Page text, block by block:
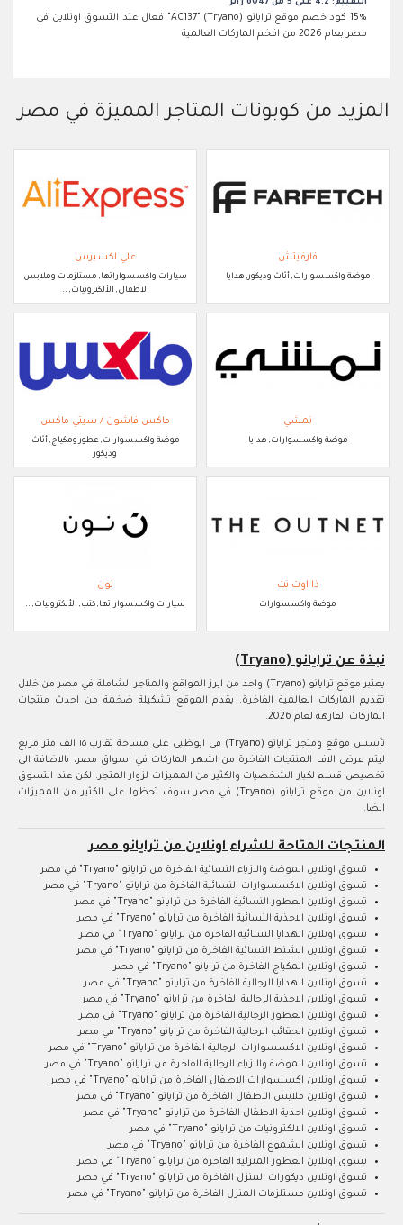
التقييم: 4.2 على 5 من 6047 زائر
15% كود خصم موقع ترايانو (Tryano) "AC137" فعال عند التسوق اونلاين في
مصر بعام 2026 من افخم الماركات العالمية
المزيد من كوبونات المتاجر المميزة في مصر
فارفيتش
موضة واكسسوارات, أثاث وديكور, هدايا
علي اكسبرس
سيارات واكسسواراتها, مستلزمات وملابس
الاطفال, الألكترونيات, ..
نمشي
موضة واكسسوارات, هدايا
ماكس فاشون / سيتي ماكس
موضة واكسسوارات, عطور ومكياج, أثاث
وديكور
ذا اوت نت
موضة واكسسوارات
نون
سيارات واكسسواراتها, كتب, الألكترونيات, ..
نبذة عن ترايانو (Tryano)
يعتبر موقع ترايانو (Tryano) واحد من ابرز المواقع والمتاجر الشاملة في مصر من خلال
تقديم الماركات العالمية الفاخرة. يقدم الموقع تشكيلة ضخمة من احدث منتجات
الماركات الفارهة لعام 2026.
تأسس موقع ومتجر ترايانو (Tryano) في ابوظبي على مساحة تقارب ١٥ الف متر مربع
ليتم عرض الاف المنتجات الفاخرة من اشهر الماركات في اسواق مصر، بالاضافة الى
تخصيص قسم لكبار الشخصيات والكثير من المميزات لزوار المتجر. لكن عند التسوق
اونلاين من موقع ترايانو (Tryano) في مصر سوف تحظوا على الكثير من المميزات
ايضا.
المنتجات المتاحة للشراء اونلاين من ترايانو مصر
تسوق اونلاين الموضة والازياء النسائية الفاخرة من ترايانو "Tryano" في مصر
تسوق اونلاين الاكسسوارات النسائية الفاخرة من ترايانو "Tryano" في مصر
تسوق اونلاين العطور النسائية الفاخرة من ترايانو "Tryano" في مصر
تسوق اونلاين الاحذية النسائية الفاخرة من ترايانو "Tryano" في مصر
تسوق اونلاين الهدايا النسائية الفاخرة من ترايانو "Tryano" في مصر
تسوق اونلاين الشنط النسائية الفاخرة من ترايانو "Tryano" في مصر
تسوق اونلاين المكياج الفاخرة من ترايانو "Tryano" في مصر
تسوق اونلاين الهدايا الرجالية الفاخرة من ترايانو "Tryano" في مصر
تسوق اونلاين الاحذية الرجالية الفاخرة من ترايانو "Tryano" في مصر
تسوق اونلاين العطور الرجالية الفاخرة من ترايانو "Tryano" في مصر
تسوق اونلاين الحقائب الرجالية الفاخرة من ترايانو "Tryano" في مصر
تسوق اونلاين الاكسسوارات الرجالية الفاخرة من ترايانو "Tryano" في مصر
تسوق اونلاين الموضة والازياء الرجالية الفاخرة من ترايانو "Tryano" في مصر
تسوق اونلاين اكسسوارات الاطفال الفاخرة من ترايانو "Tryano" في مصر
تسوق اونلاين ملابس الاطفال الفاخرة من ترايانو "Tryano" في مصر
تسوق اونلاين احذية الاطفال الفاخرة من ترايانو "Tryano" في مصر
تسوق اونلاين الالكترونيات من ترايانو "Tryano" في مصر
تسوق اونلاين الشموع الفاخرة من ترايانو "Tryano" في مصر
تسوق اونلاين العطور المنزلية الفاخرة من ترايانو "Tryano" في مصر
تسوق اونلاين ديكورات المنزل الفاخرة من ترايانو "Tryano" في مصر
تسوق اونلاين مستلزمات المنزل الفاخرة من ترايانو "Tryano" في مصر